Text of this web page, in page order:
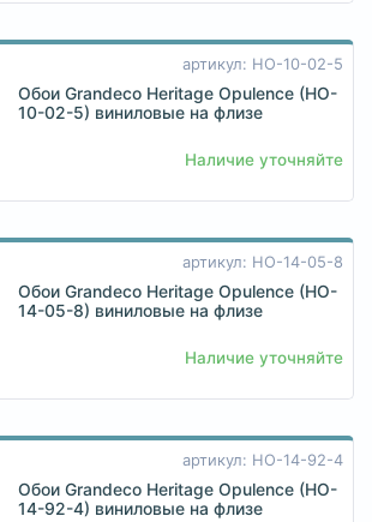
артикул: HO-10-02-5
Обои Grandeco Heritage Opulence (HO-
10-02-5) виниловые на флизе
Наличие уточняйте
артикул: HO-14-05-8
Обои Grandeco Heritage Opulence (HO-
14-05-8) виниловые на флизе
Наличие уточняйте
артикул: HO-14-92-4
Обои Grandeco Heritage Opulence (HO-
14-92-4) виниловые на флизе